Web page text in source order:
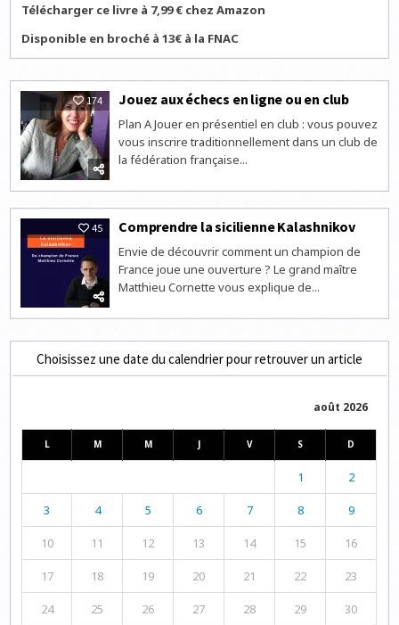
Télécharger ce livre à 7,99 € chez Amazon
Disponible en broché à 13€ à la FNAC
174 Jouez aux échecs en ligne ou en club
Plan A Jouer en présentiel en club : vous pouvez
vous inscrire traditionnellement dans un club de
la fédération française...
45 Comprendre la sicilienne Kalashnikov
Envie de découvrir comment un champion de
France joue une ouverture ? Le grand maître
Matthieu Cornette vous explique de...
Choisissez une date du calendrier pour retrouver un article
août 2026
L M M J V S D
1 2
3 4 5 6 7 8 9
10 11 12 13 14 15 16
17 18 19 20 21 22 23
24 25 26 27 28 29 30